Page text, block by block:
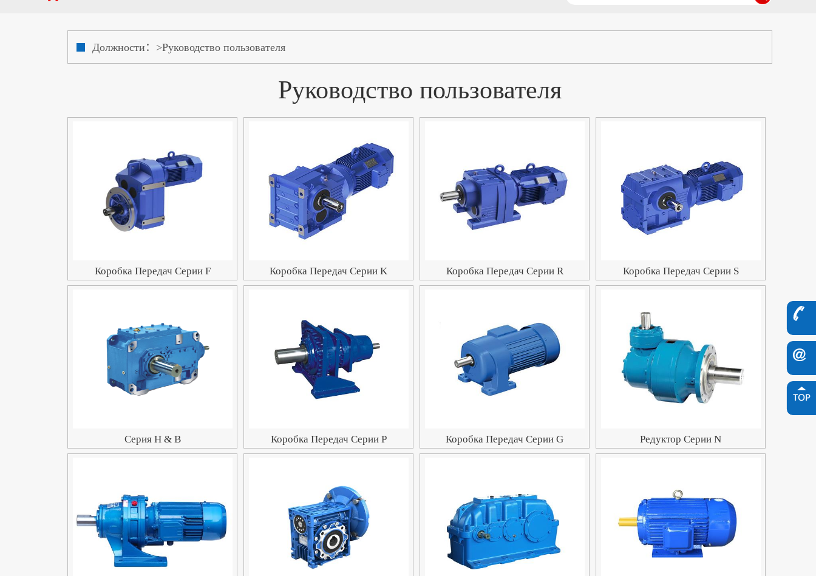
Должности：>Руководство пользователя
Руководство пользователя
Коробка Передач Серии F Коробка Передач Серии K Коробка Передач Серии R Коробка Передач Серии S
Серия H & B Коробка Передач Серии P Коробка Передач Серии G Редуктор Серии N